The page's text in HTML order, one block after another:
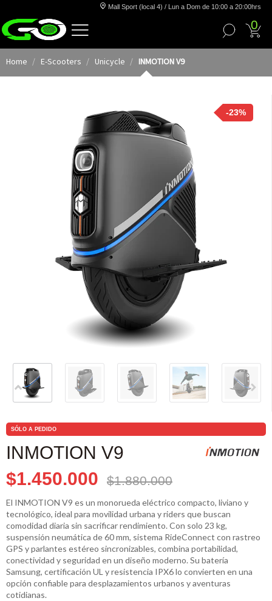
Mall Sport (local 4) / Lun a Dom de 10:00 a 20:00hrs
0
Home E-Scooters Unicycle INMOTION V9
-23%
SÓLO A PEDIDO
INMOTION V9
$1.450.000
$1.880.000
El INMOTION V9 es un monorueda eléctrico compacto, liviano y
tecnológico, ideal para movilidad urbana y riders que buscan
comodidad diaria sin sacrificar rendimiento. Con solo 23 kg,
suspensión neumática de 60 mm, sistema RideConnect con rastreo
GPS y parlantes estéreo sincronizables, combina portabilidad,
conectividad y seguridad en un diseño moderno. Su batería
Samsung, certificación UL y resistencia IPX6 lo convierten en una
opción confiable para desplazamientos urbanos y aventuras
cotidianas.